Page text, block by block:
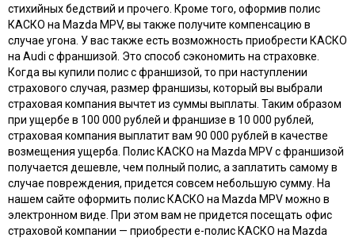
стихийных бедствий и прочего. Кроме того, оформив полис
КАСКО на Mazda MPV, вы также получите компенсацию в
случае угона. У вас также есть возможность приобрести КАСКО
на Audi с франшизой. Это способ сэкономить на страховке.
Когда вы купили полис с франшизой, то при наступлении
страхового случая, размер франшизы, который вы выбрали
страховая компания вычтет из суммы выплаты. Таким образом
при ущербе в 100 000 рублей и франшизе в 10 000 рублей,
страховая компания выплатит вам 90 000 рублей в качестве
возмещения ущерба. Полис КАСКО на Mazda MPV с франшизой
получается дешевле, чем полный полис, а заплатить самому в
случае повреждения, придется совсем небольшую сумму. На
нашем сайте оформить полис КАСКО на Mazda MPV можно в
электронном виде. При этом вам не придется посещать офис
страховой компании — приобрести e-полис КАСКО на Mazda